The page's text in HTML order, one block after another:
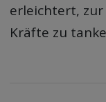
erleichtert, zur
Kräfte zu